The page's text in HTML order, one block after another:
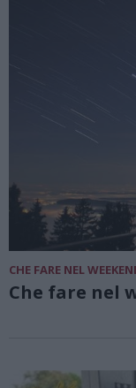
CHE FARE NEL
Che fare nel